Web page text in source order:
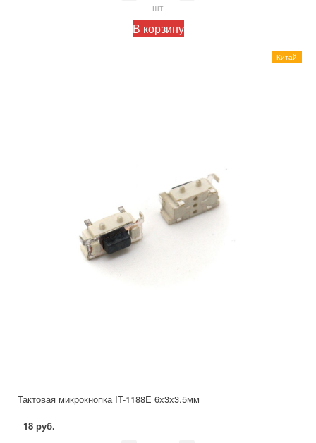
шт
В корзину
Китай
Тактовая микрокнопка IT-1188E 6x3x3.5мм
18 руб.